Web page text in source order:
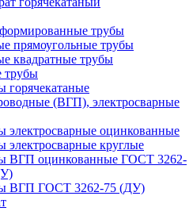
трубы
прямоугольные трубы
квадратные трубы
трубы
горячекатаные
(ВГП), электросварные
электросварные оцинкованные
электросварные круглые
ВГП оцинкованные ГОСТ 3262-
ВГП ГОСТ 3262-75 (ДУ)